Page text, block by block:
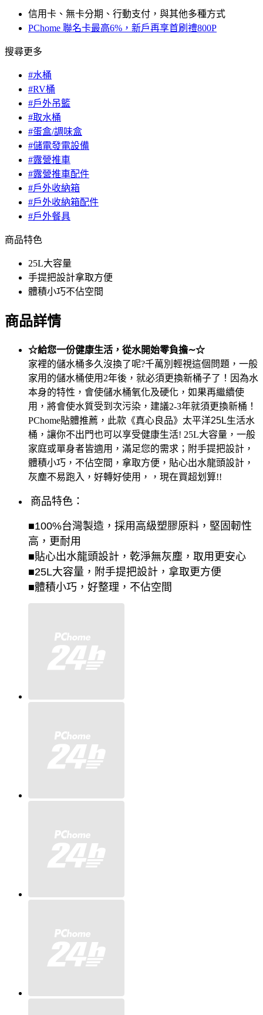
信用卡、無卡分期、行動支付，與其他多種方式
PChome 聯名卡最高6%，新戶再享首刷禮800P
搜尋更多
#水桶
#RV桶
#戶外吊籃
#取水桶
#蛋盒/調味盒
#儲電發電設備
#露營推車
#露營推車配件
#戶外收納箱
#戶外收納箱配件
#戶外餐具
商品特色
25L大容量
手提把設計拿取方便
體積小巧不佔空間
商品詳情
☆給您一份健康生活，從水開始零負擔∼☆
家裡的儲水桶多久沒換了呢?千萬別輕視這個問題，一般
家用的儲水桶使用2年後，就必須更換新桶子了！因為水
本身的特性，會使儲水桶氧化及硬化，如果再繼續使
用，將會使水質受到次污染，建議2-3年就須更換新桶！
PChome貼體推薦，此款 《真心良品》太平洋25L生活水
桶 ，讓你不出門也可以享受健康生活! 25L大容量，一般
家庭或單身者皆適用，滿足您的需求；附手提把設計，
體積小巧，不佔空間，拿取方便，貼心出水龍頭設計，
灰塵不易跑入，好轉好使用，，現在買超划算!!
商品特色：
■100%台灣製造，採用高級塑膠原料，堅固軔性
高，更耐用
■貼心出水龍頭設計，乾淨無灰塵，取用更安心
■25L大容量，附手提把設計，拿取更方便
■體積小巧，好整理，不佔空間